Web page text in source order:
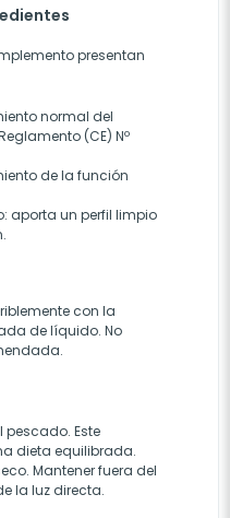
presentan
normal del
(CE) Nº
de la función
aporta un perfil limpio
con la
de líquido. No
pescado. Este
dieta equilibrada.
Mantener fuera del
la luz directa.